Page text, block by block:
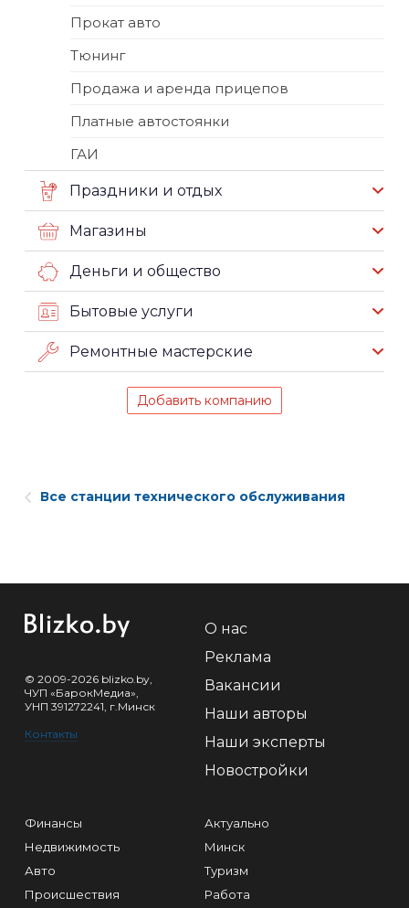
Прокат авто
Тюнинг
Продажа и аренда прицепов
Платные автостоянки
ГАИ
Праздники и отдых
Магазины
Деньги и общество
Бытовые услуги
Ремонтные мастерские
Добавить компанию
Все станции технического обслуживания
© 2009-2026 blizko.by,
ЧУП «БарокМедиа»,
УНП 391272241, г.Минск
Контакты
О нас
Реклама
Вакансии
Наши авторы
Наши эксперты
Новостройки
Финансы
Недвижимость
Авто
Происшествия
Актуально
Минск
Туризм
Работа